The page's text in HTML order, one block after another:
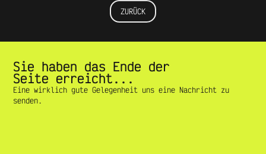
ZURÜCK
Sie haben das Ende der
Seite erreicht...
Eine wirklich gute Gelegenheit uns eine Nachricht zu
senden.